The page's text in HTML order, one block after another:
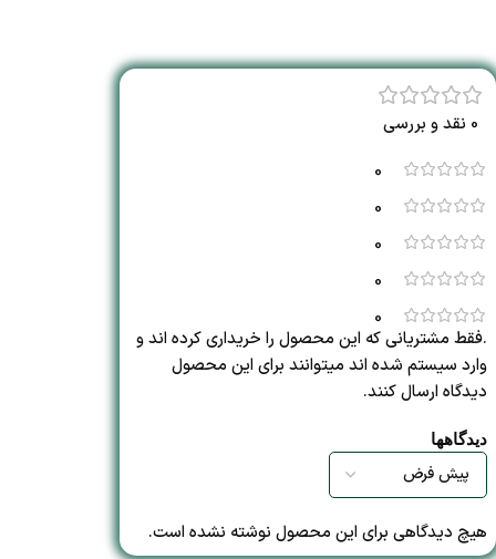
0 نقد و بررسی
0
0
0
0
0
دیدگاهها
هیچ دیدگاهی برای این محصول نوشته نشده است.
.فقط مشتریانی که این محصول را خریداری کرده اند و
وارد سیستم شده اند میتوانند برای این محصول
دیدگاه ارسال کنند.